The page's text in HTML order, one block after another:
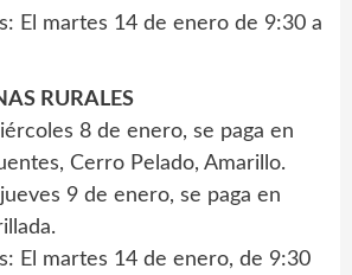
El martes 14 de enero de 9:30 a
RURALES
8 de enero, se paga en
Cerro Pelado, Amarillo.
9 de enero, se paga en
El martes 14 de enero, de 9:30